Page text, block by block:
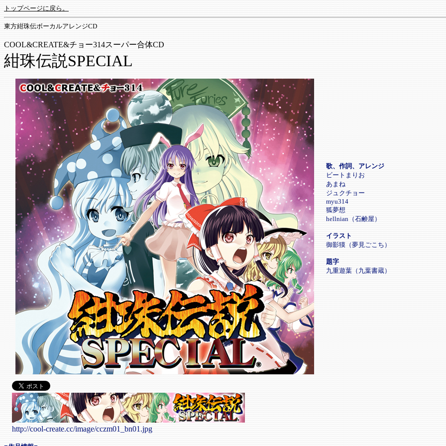
トップページに戻ら。
東方紺珠伝ボーカルアレンジCD
COOL&CREATE&チョー314スーパー合体CD
紺珠伝説SPECIAL
歌、作詞、アレンジ
ビートまりお
あまね
ジュクチョー
myu314
狐夢想
hellnian（石鹸屋）
イラスト
御影獏（夢見ごこち）
題字
九重遊葉（九葉書蔵）
http://cool-create.cc/image/cczm01_bn01.jpg